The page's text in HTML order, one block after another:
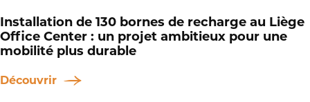
Installation de 130 bornes de recharge au Liège
Office Center : un projet ambitieux pour une
mobilité plus durable
Découvrir